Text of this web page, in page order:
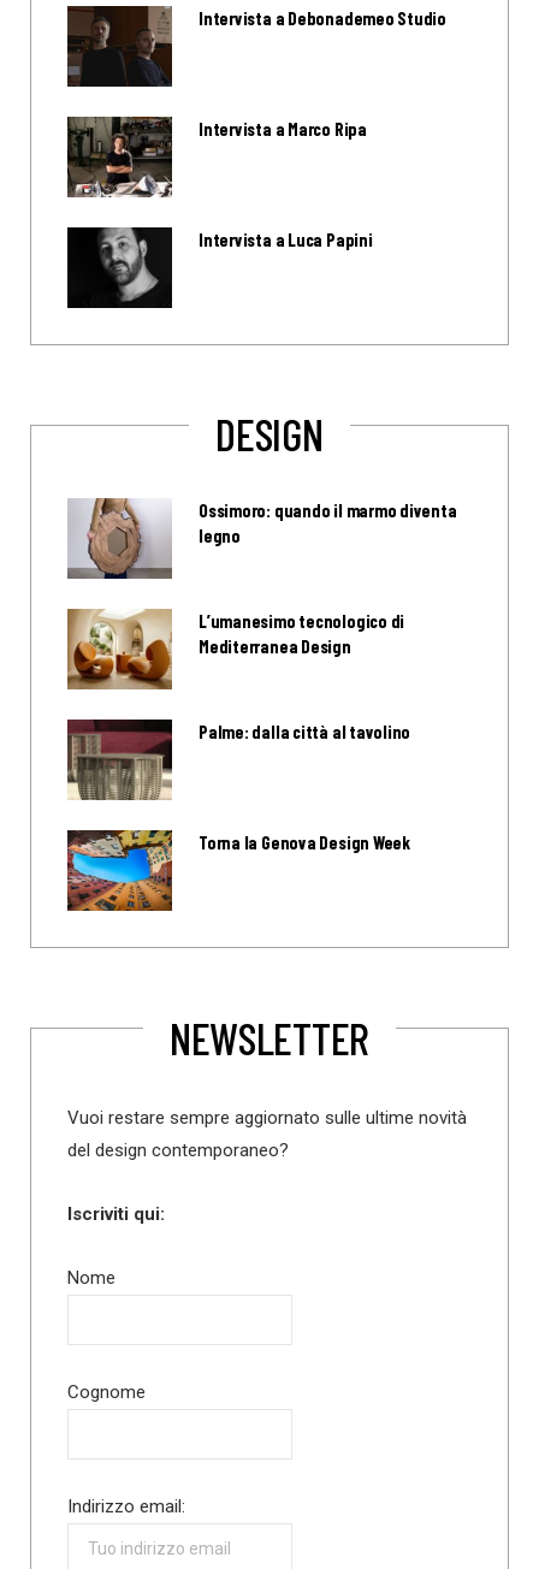
Intervista a Debonademeo Studio
Intervista a Marco Ripa
Intervista a Luca Papini
DESIGN
Ossimoro: quando il marmo diventa
legno
L’umanesimo tecnologico di
Mediterranea Design
Palme: dalla città al tavolino
Torna la Genova Design Week
NEWSLETTER
Vuoi restare sempre aggiornato sulle ultime novità
del design contemporaneo?
Iscriviti qui:
Nome
Cognome
Indirizzo email: